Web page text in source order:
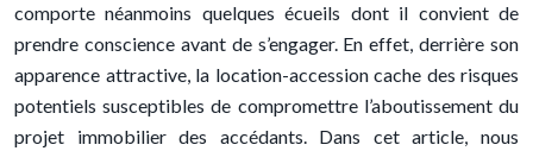
comporte néanmoins quelques écueils dont il convient de
prendre conscience avant de s’engager. En effet, derrière son
apparence attractive, la location-accession cache des risques
potentiels susceptibles de compromettre l’aboutissement du
projet immobilier des accédants. Dans cet article, nous